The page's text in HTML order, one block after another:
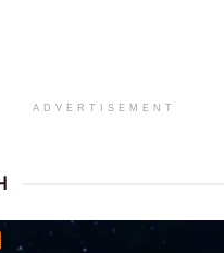
ADVERTISEMENT